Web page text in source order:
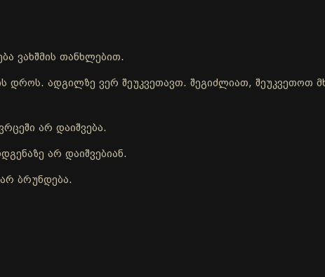
ვახშმის თანხლებით.
დროს. ადგილზე ვერ შეუკვეთავთ. შეგიძლიათ,
არ დაიშვება.
არ დაიშვებიან.
ბრუნდება.